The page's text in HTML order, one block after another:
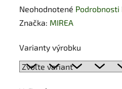
Priemerné
hodnotenie
je
0,0
Neohodnotené
Značka: MIREA
Varianty výrobku